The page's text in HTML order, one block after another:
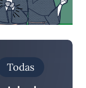
Todas